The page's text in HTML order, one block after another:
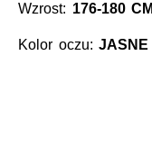
Wzrost: 176-180 CM
Kolor oczu:JASNE